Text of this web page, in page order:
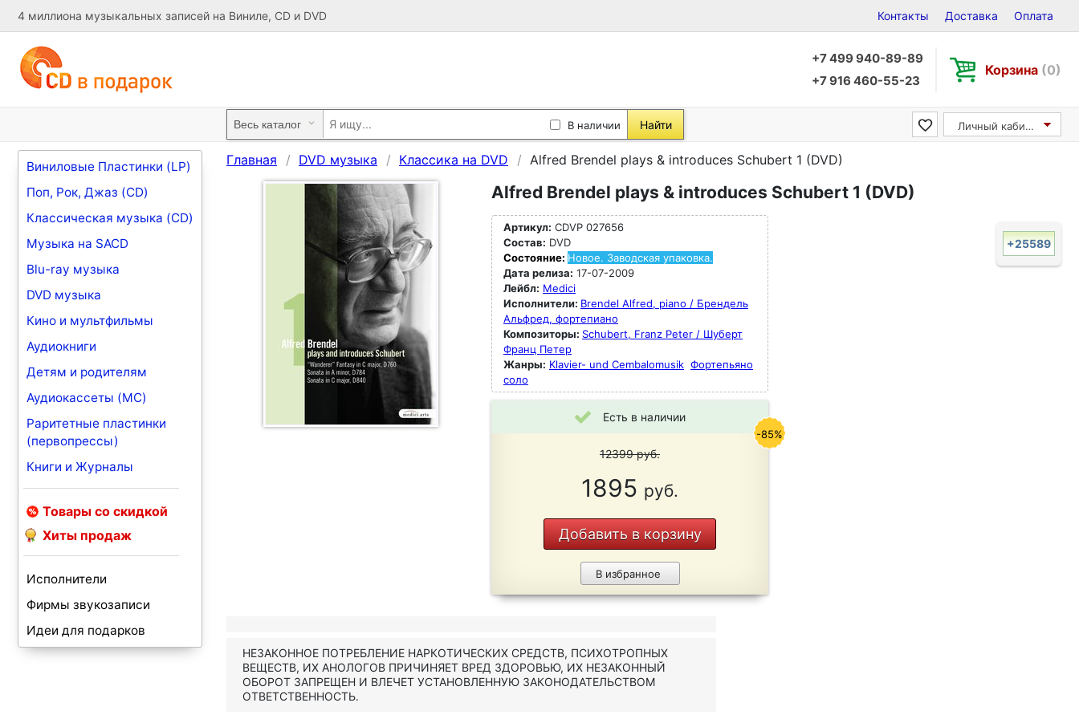
4 миллиона музыкальных записей на Виниле, CD и DVD Контакты Доставка Оплата
+7 499 940-89-89
+7 916 460-55-23
Корзина (0)
В наличии Найти Личный кабинет
Виниловые Пластинки (LP)
Поп, Рок, Джаз (CD)
Классическая музыка (CD)
Музыка на SACD
Blu-ray музыка
DVD музыка
Кино и мультфильмы
Аудиокниги
Детям и родителям
Аудиокассеты (MC)
Раритетные пластинки
(первопрессы)
Книги и Журналы
Товары со скидкой
Хиты продаж
Исполнители
Фирмы звукозаписи
Идеи для подарков
Главная DVD музыка Классика на DVD Alfred Brendel plays & introduces Schubert 1 (DVD)
Alfred Brendel plays & introduces Schubert 1 (DVD)
Артикул: CDVP 027656
Состав: DVD
Состояние: Новое. Заводская упаковка.
Дата релиза: 17-07-2009
Лейбл: Medici
Исполнители: Brendel Alfred, piano / Брендель
Альфред, фортепиано
Композиторы: Schubert, Franz Peter / Шуберт
Франц Петер
Жанры: Klavier- und Cembalomusik Фортепьяно
соло
Есть в наличии
12399руб.
1895 руб.
Добавить в корзину
В избранное
-85%
+25589
НЕЗАКОННОЕ ПОТРЕБЛЕНИЕ НАРКОТИЧЕСКИХ СРЕДСТВ, ПСИХОТРОПНЫХ
ВЕЩЕСТВ, ИХ АНОЛОГОВ ПРИЧИНЯЕТ ВРЕД ЗДОРОВЬЮ, ИХ НЕЗАКОННЫЙ
ОБОРОТ ЗАПРЕЩЕН И ВЛЕЧЕТ УСТАНОВЛЕННУЮ ЗАКОНОДАТЕЛЬСТВОМ
ОТВЕТСТВЕННОСТЬ.